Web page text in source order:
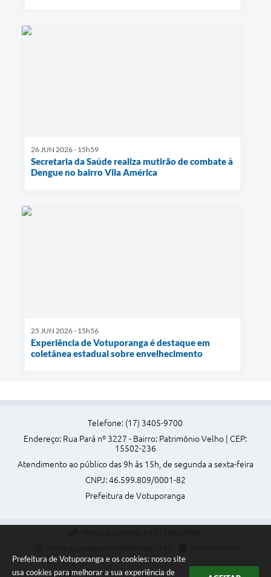
Prefeitura de Votuporanga e os cookies: nosso site
usa cookies para melhorar a sua experiência de
26 JUN 2026 - 15h59
Secretaria da Saúde realiza mutirão de combate à
Dengue no bairro Vila América
25 JUN 2026 - 15h56
Experiência de Votuporanga é destaque em
coletânea estadual sobre envelhecimento
Telefone: (17) 3405-9700
Endereço: Rua Pará nº 3227 - Bairro: Patrimônio Velho | CEP:
15502-236
Atendimento ao público das 9h às 15h, de segunda a sexta-feira
CNPJ: 46.599.809/0001-82
Prefeitura de Votuporanga